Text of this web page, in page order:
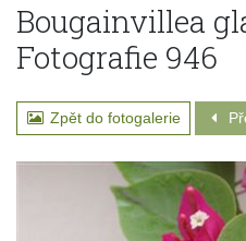
Bougainvillea
Fotografie 946
Zpět do fotogalerie